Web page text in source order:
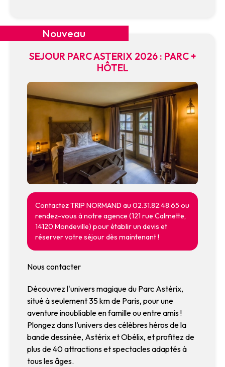
SEJOUR PARC ASTERIX 2026 : PARC +
HÔTEL
Contactez TRIP NORMAND au 02.31.82.48.65 ou
rendez-vous à notre agence (121 rue Calmette,
14120 Mondeville) pour établir un devis et
réserver votre séjour dès maintenant !
Nous contacter
Nouveau
Découvrez l'univers magique du Parc Astérix,
situé à seulement 35 km de Paris, pour une
aventure inoubliable en famille ou entre amis !
Plongez dans l’univers des célèbres héros de la
bande dessinée, Astérix et Obélix, et profitez de
plus de 40 attractions et spectacles adaptés à
tous les âges.